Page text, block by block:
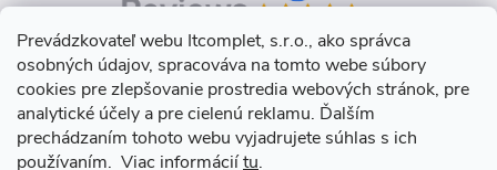
Prevádzkovateľ webu Itcomplet, s.r.o., ako správca
osobných údajov, spracováva na tomto webe súbory
cookies pre zlepšovanie prostredia webových stránok, pre
analytické účely a pre cielenú reklamu. Ďalším
prechádzaním tohoto webu vyjadrujete súhlas s ich
používaním. Viac informáciítu.